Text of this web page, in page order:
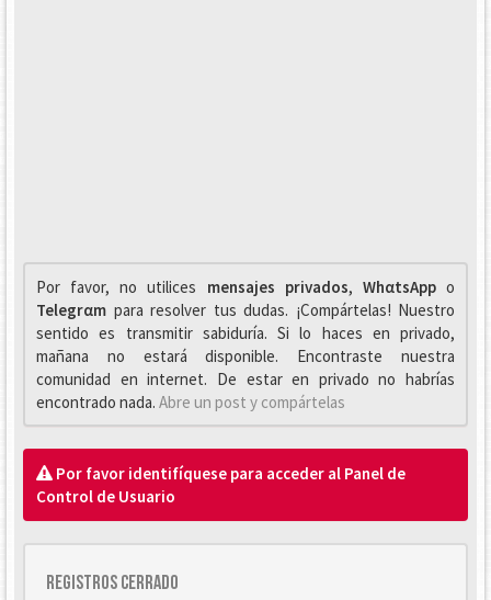
Por favor, no utilices mensajes privados, WhαtsAppo
Telegrαm para resolver tus dudas. ¡Compártelas! Nuestro
sentido es transmitir sabiduría. Si lo haces en privado,
mañana no estará disponible. Encontraste nuestra
comunidad en internet. De estar en privado no habrías
encontrado nada. Abre un post y compártelas
Por favor identifíquese para acceder al Panel de
Control de Usuario
Registros cerrado